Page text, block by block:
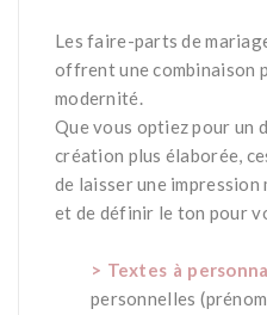
Les faire-parts de
offrent une combinaison
modernité.
Que vous optiez pour un
création plus élaborée,
de laisser une
et de définir le ton pour
> Textes à
personnelles